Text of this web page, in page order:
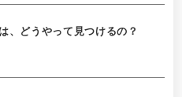
、どうやって見つけるの？